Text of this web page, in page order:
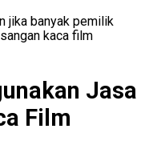
jika banyak pemilik
kaca film
Jasa
Film